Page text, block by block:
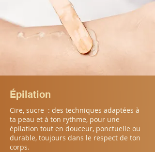
Épilation
Cire, sucre : des techniques adaptées à
ta peau et à ton rythme, pour une
épilation tout en douceur, ponctuelle ou
durable, toujours dans le respect de ton
corps.